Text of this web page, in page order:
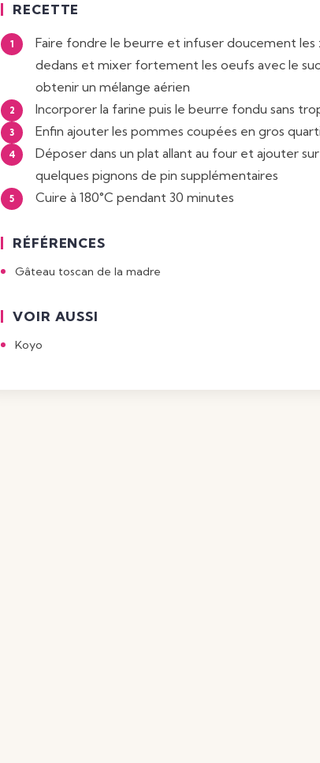
RECETTE
Faire fondre le beurre et infuser doucement les
dedans et mixer fortement les oeufs avec le
obtenir un mélange aérien
Incorporer la farine puis le beurre fondu sans
Enfin ajouter les pommes coupées en gros
Déposer dans un plat allant au four et ajouter sur
quelques pignons de pin supplémentaires
Cuire à 180°C pendant 30 minutes
RÉFÉRENCES
Gâteau toscan de la madre
VOIR AUSSI
Koyo